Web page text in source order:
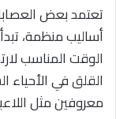
تعتمد بعض
أساليب منظمة،
الوقت المناسب
القلق في الأحياء
معروفين مثل